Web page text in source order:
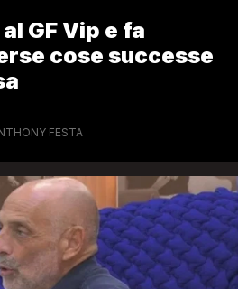
GF Vip e fa
cose successe
FESTA